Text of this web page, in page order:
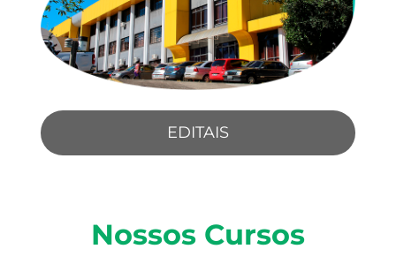
EDITAIS
Nossos Cursos